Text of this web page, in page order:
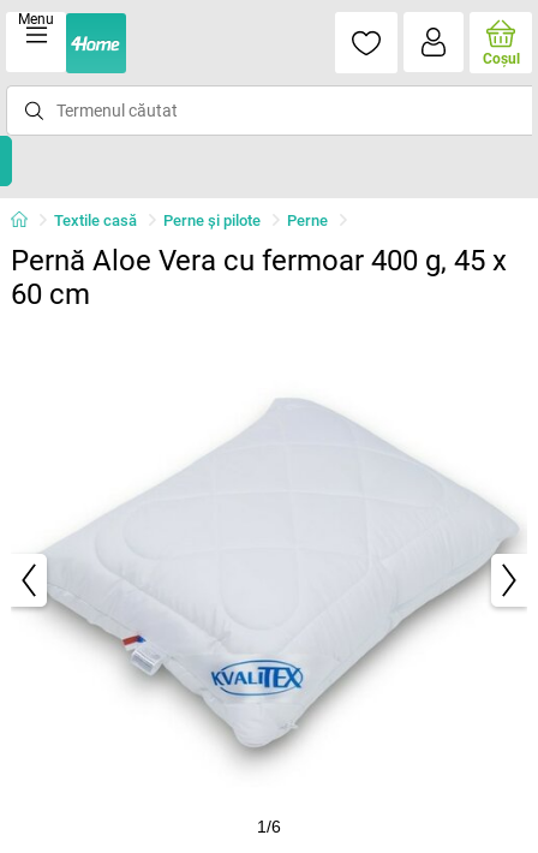
Menu
Coşul
Textile casă Perne şi pilote Perne
Pernă Aloe Vera cu fermoar 400 g, 45 x
60 cm
1/6